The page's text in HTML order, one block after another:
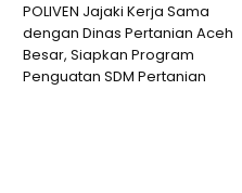
POLIVEN Jajaki Kerja Sama
dengan Dinas Pertanian Aceh
Besar, Siapkan Program
Penguatan SDM Pertanian